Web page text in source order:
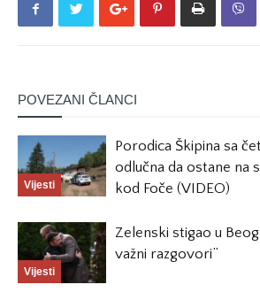
POVEZANI ČLANCI
Vijesti
Porodica Škipina sa
odlučna da ostane na
kod Foče (VIDEO)
Vijesti
Zelenski stigao u
važni razgovori”